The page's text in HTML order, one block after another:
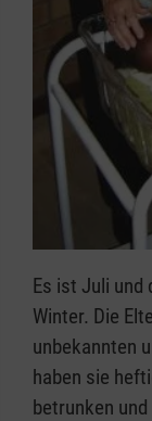
Es ist Juli
Winter. Die
unbekannten
haben sie
betrunken